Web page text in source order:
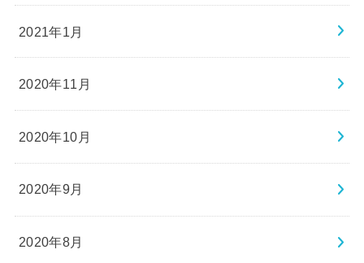
2021年1月
2020年11月
2020年10月
2020年9月
2020年8月